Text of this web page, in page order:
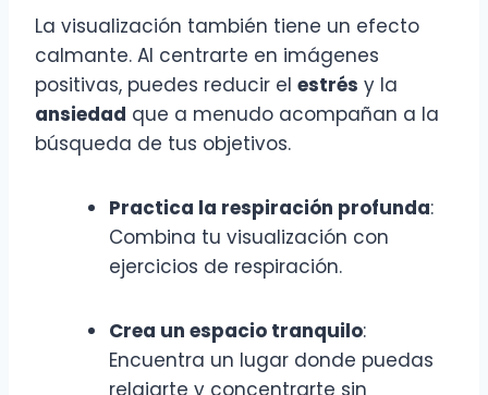
La visualización también tiene un efecto
calmante. Al centrarte en imágenes
positivas, puedes reducir el estrés y la
ansiedad que a menudo acompañan a la
búsqueda de tus objetivos.
Practica la respiración profunda:
Combina tu visualización con
ejercicios de respiración.
Crea un espacio tranquilo:
Encuentra un lugar donde puedas
relajarte y concentrarte sin